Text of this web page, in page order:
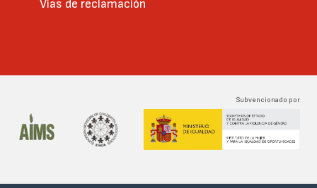
Vías de reclamación
Subvencionado por